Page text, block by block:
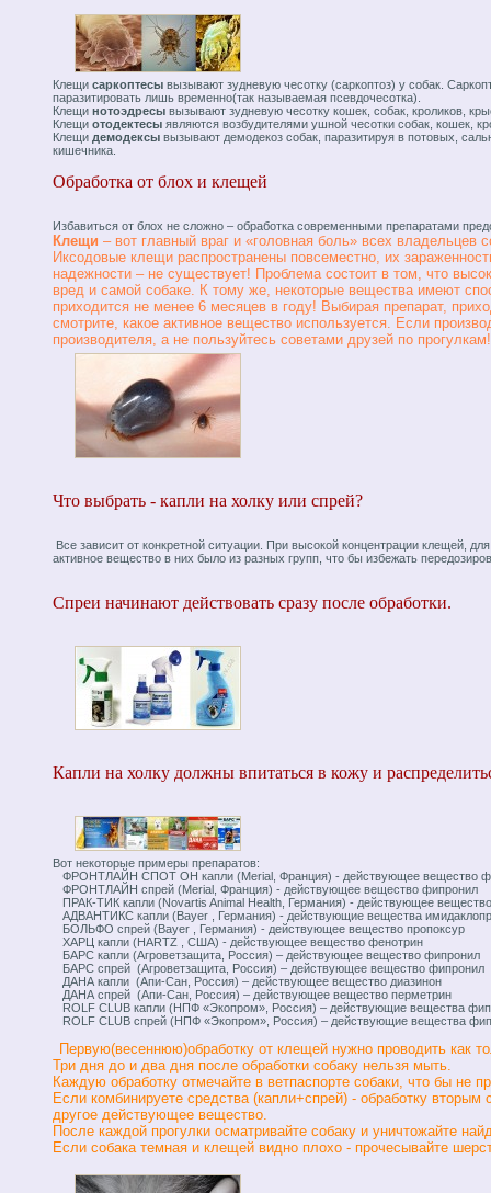
Клещи саркоптесы вызывают зудневую чесотку (саркоптоз) у собак.
паразитировать лишь временно(так называемая псевдочесотка).
Клещи нотоэдресы вызывают зудневую чесотку кошек, собак, кроликов,
Клещи отодектесы являются возбудителями ушной чесотки собак, кошек,
Клещи демодексы вызывают демодекоз собак, паразитируя в потовых,
кишечника.
Обработка от блох и клещей
Избавиться от блох не сложно – обработка современными препаратами
Клещи – вот главный враг и «головная боль» всех владельцев
Иксодовые клещи распространены повсеместно, их
надежности – не существует! Проблема состоит в том, что
вред и самой собаке. К тому же, некоторые вещества имеют
приходится не менее 6 месяцев в году! Выбирая препарат,
смотрите, какое активное вещество используется. Если
производителя, а не пользуйтесь советами друзей по прогулкам!
Что выбрать - капли на холку или спрей?
Все зависит от конкретной ситуации. При высокой концентрации клещей,
активное вещество в них было из разных групп, что бы избежать
Спреи начинают действовать сразу после обработки.
Капли на холку должны впитаться в кожу и
Вот некоторые примеры препаратов:
ФРОНТЛАЙН СПОТ ОН капли (Merial, Франция) - действующее вещество
ФРОНТЛАЙН спрей (Merial, Франция) - действующее вещество фипронил
ПРАК-ТИК капли (Novartis Animal Health, Германия) - действующее
АДВАНТИКС капли (Bayer , Германия) - действующие вещества
БОЛЬФО спрей (Bayer , Германия) - действующее вещество пропоксур
ХАРЦ капли (HARTZ , США) - действующее вещество фенотрин
БАРС капли (Агроветзащита, Россия) – действующее вещество фипронил
БАРС спрей (Агроветзащита, Россия) – действующее вещество фипронил
ДАНА капли (Апи-Сан, Россия) – действующее вещество диазинон
ДАНА спрей (Апи-Сан, Россия) – действующее вещество перметрин
ROLF СLUB капли (НПФ «Экопром», Россия) – действующие вещества
ROLF СLUB спрей (НПФ «Экопром», Россия) – действующие вещества
Первую(весеннюю)обработку от клещей нужно проводить как
Три дня до и два дня после обработки собаку нельзя мыть.
Каждую обработку отмечайте в ветпаспорте собаки, что бы не
Если комбинируете средства (капли+спрей) - обработку
другое действующее вещество.
После каждой прогулки осматривайте собаку и уничтожайте
Если собака темная и клещей видно плохо - прочесывайте